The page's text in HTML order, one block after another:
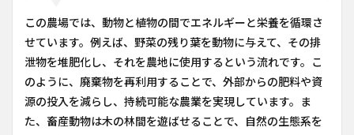
この農場では、動物と植物の間でエネルギーと栄養を循環さ
せています。例えば、野菜の残り葉を動物に与えて、その排
泄物を堆肥化し、それを農地に使用するという流れです。こ
のように、廃棄物を再利用することで、外部からの肥料や資
源の投入を減らし、持続可能な農業を実現しています。ま
た、畜産動物は木の林間を遊ばせることで、自然の生態系を